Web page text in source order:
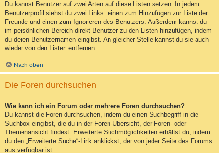
Du kannst Benutzer auf zwei Arten auf diese Listen setzen: In jedem
Benutzerprofil siehst du zwei Links: einen zum Hinzufügen zur Liste der
Freunde und einen zum Ignorieren des Benutzers. Außerdem kannst du
im persönlichen Bereich direkt Benutzer zu den Listen hinzufügen, indem
du deren Benutzernamen eingibst. An gleicher Stelle kannst du sie auch
wieder von den Listen entfernen.
Nach oben
Die Foren durchsuchen
Wie kann ich ein Forum oder mehrere Foren durchsuchen?
Du kannst die Foren durchsuchen, indem du einen Suchbegriff in die
Suchbox eingibst, die du in der Foren-Übersicht, der Foren- oder
Themenansicht findest. Erweiterte Suchmöglichkeiten erhältst du, indem
du den „Erweiterte Suche“-Link anklickst, der von jeder Seite des Forums
aus verfügbar ist.